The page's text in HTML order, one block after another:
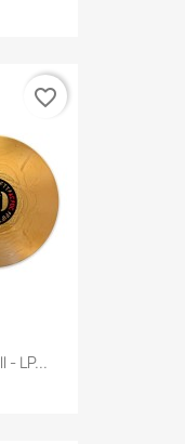
- LP...
favorite_border